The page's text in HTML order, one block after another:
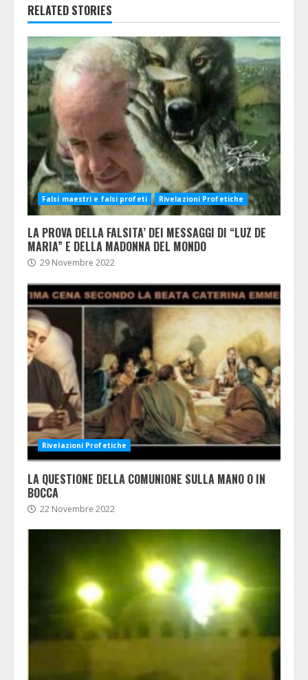
RELATED STORIES
Falsi maestri e falsi profeti Rivelazioni Profetiche
LA PROVA DELLA FALSITA’ DEI MESSAGGI DI “LUZ DE
MARIA” E DELLA MADONNA DEL MONDO
29 Novembre 2022
Rivelazioni Profetiche
LA QUESTIONE DELLA COMUNIONE SULLA MANO O IN
BOCCA
22 Novembre 2022